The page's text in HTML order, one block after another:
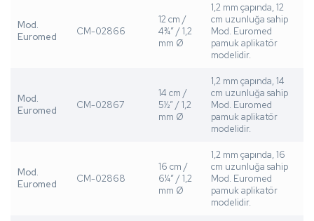
Mod.
Euromed
CM-02866
12 cm /
4¾” / 1,2
mm Ø
1,2 mm çapında, 12
cm uzunluğa sahip
Mod. Euromed
pamuk aplikatör
modelidir.
Mod.
Euromed
CM-02867
14 cm /
5½” / 1,2
mm Ø
1,2 mm çapında, 14
cm uzunluğa sahip
Mod. Euromed
pamuk aplikatör
modelidir.
Mod.
Euromed
CM-02868
16 cm /
6¼” / 1,2
mm Ø
1,2 mm çapında, 16
cm uzunluğa sahip
Mod. Euromed
pamuk aplikatör
modelidir.